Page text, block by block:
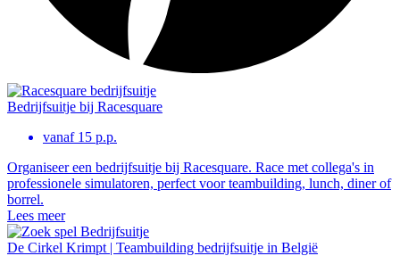
Bedrijfsuitje bij Racesquare
vanaf 15 p.p.
Organiseer een bedrijfsuitje bij Racesquare. Race met collega's in
professionele simulatoren, perfect voor teambuilding, lunch, diner of
borrel.
Lees meer
De Cirkel Krimpt | Teambuilding bedrijfsuitje in België